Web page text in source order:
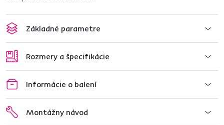
Základné parametre
Rozmery a špecifikácie
Informácie o balení
Montážny návod